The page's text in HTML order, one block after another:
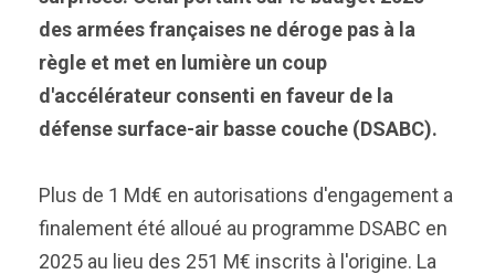
des armées françaises ne déroge pas à la
règle et met en lumière un coup
d'accélérateur consenti en faveur de la
défense surface-air basse couche (DSABC).
Plus de 1 Md€ en autorisations d'engagement a
finalement été alloué au programme DSABC en
2025 au lieu des 251 M€ inscrits à l'origine. La